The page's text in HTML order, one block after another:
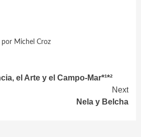
por Michel Croz
el Arte y el Campo-Mar*¹*²
Next
Nela y Belcha